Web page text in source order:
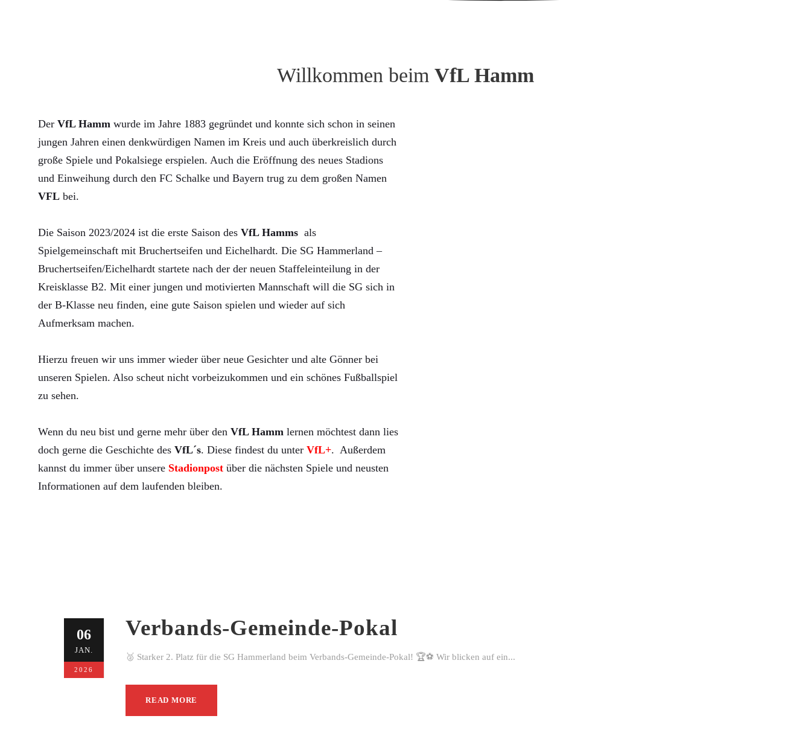
Willkommen beim VfL Hamm
Der VfL Hamm wurde im Jahre 1883 gegründet und konnte sich schon in seinen
jungen Jahren einen denkwürdigen Namen im Kreis und auch überkreislich durch
große Spiele und Pokalsiege erspielen. Auch die Eröffnung des neues Stadions
und Einweihung durch den FC Schalke und Bayern trug zu dem großen Namen
VFL bei.
Die Saison 2023/2024 ist die erste Saison des VfL Hamms als
Spielgemeinschaft mit Bruchertseifen und Eichelhardt. Die SG Hammerland –
Bruchertseifen/Eichelhardt startete nach der der neuen Staffeleinteilung in der
Kreisklasse B2. Mit einer jungen und motivierten Mannschaft will die SG sich in
der B-Klasse neu finden, eine gute Saison spielen und wieder auf sich
Aufmerksam machen.
Hierzu freuen wir uns immer wieder über neue Gesichter und alte Gönner bei
unseren Spielen. Also scheut nicht vorbeizukommen und ein schönes Fußballspiel
zu sehen.
Wenn du neu bist und gerne mehr über den VfL Hamm lernen möchtest dann lies
doch gerne die Geschichte des VfL´s. Diese findest du unter VfL+. Außerdem
kannst du immer über unsere Stadionpost über die nächsten Spiele und neusten
Informationen auf dem laufenden bleiben.
06
JAN.
2026
Verbands-Gemeinde-Pokal
🥈 Starker 2. Platz für die SG Hammerland beim Verbands-Gemeinde-Pokal! 🏆⚽ Wir blicken auf ein...
READ MORE